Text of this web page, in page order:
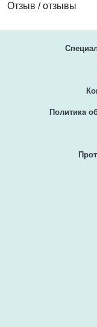
Отзыв / отзывы
Политика